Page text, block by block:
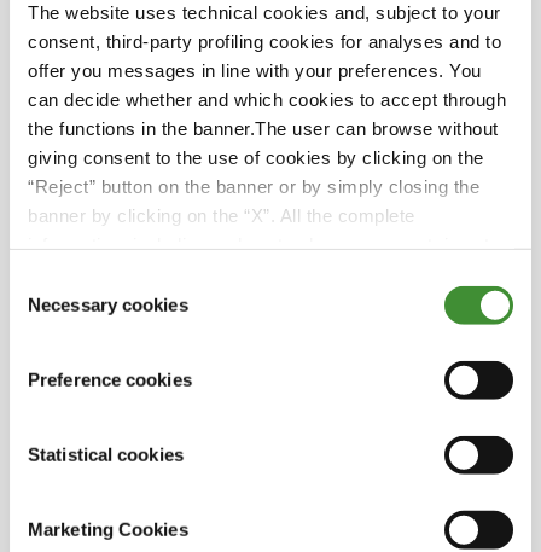
The website uses technical cookies and, subject to your
consent, third-party profiling cookies for analyses and to
offer you messages in line with your preferences. You
can decide whether and which cookies to accept through
the functions in the banner.The user can browse without
giving consent to the use of cookies by clicking on the
“Reject” button on the banner or by simply closing the
banner by clicking on the “X”. All the complete
Selection
Necessary cookies
Preference cookies
Statistical cookies
Marketing Cookies
nossos convidados internacionais.
Temos também a honra de dar as boas-vindas a
Guido Surci, Chief Sports & Intelligence Officer do
Havas Group, que nos fornece informações
valiosas sobre o marketing desportivo.
Não perca este episódio e acompanhe de perto
todos os pormenores interessantes!
patrocínios que abrange uma vasta variedade
de desportos.
O Monster Jam é o patrocínio mais antigo da
BKT.